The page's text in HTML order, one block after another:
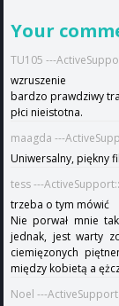
Your
TU105 ---
wzruszenie
bardzo prawdziwy
płci nieistotna.
maagda ---
Uniwersalny, piękny
tess ---
trzeba o tym mówić
Nie porwał mnie
jednak, jest warty
ciemięzonych
między kobietą a
Noel ---